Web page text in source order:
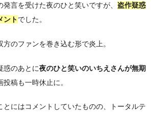
発言を受けた夜のひと笑いですが、 盗作疑惑
ントでした。
のファンを巻き込む形で炎上。
惑のあとに夜のひと笑いのいちえさんが無期
投稿も一時休止に。
とにはコメントしていたものの、トータルテ